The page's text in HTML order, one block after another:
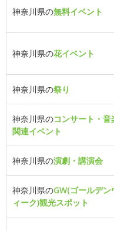
神奈川県の無料イベント
神奈川県の花イベント
神奈川県の祭り
神奈川県のコンサート・音
関連イベント
神奈川県の演劇・講演会
神奈川県のGW(ゴールデン
ィーク)観光スポット